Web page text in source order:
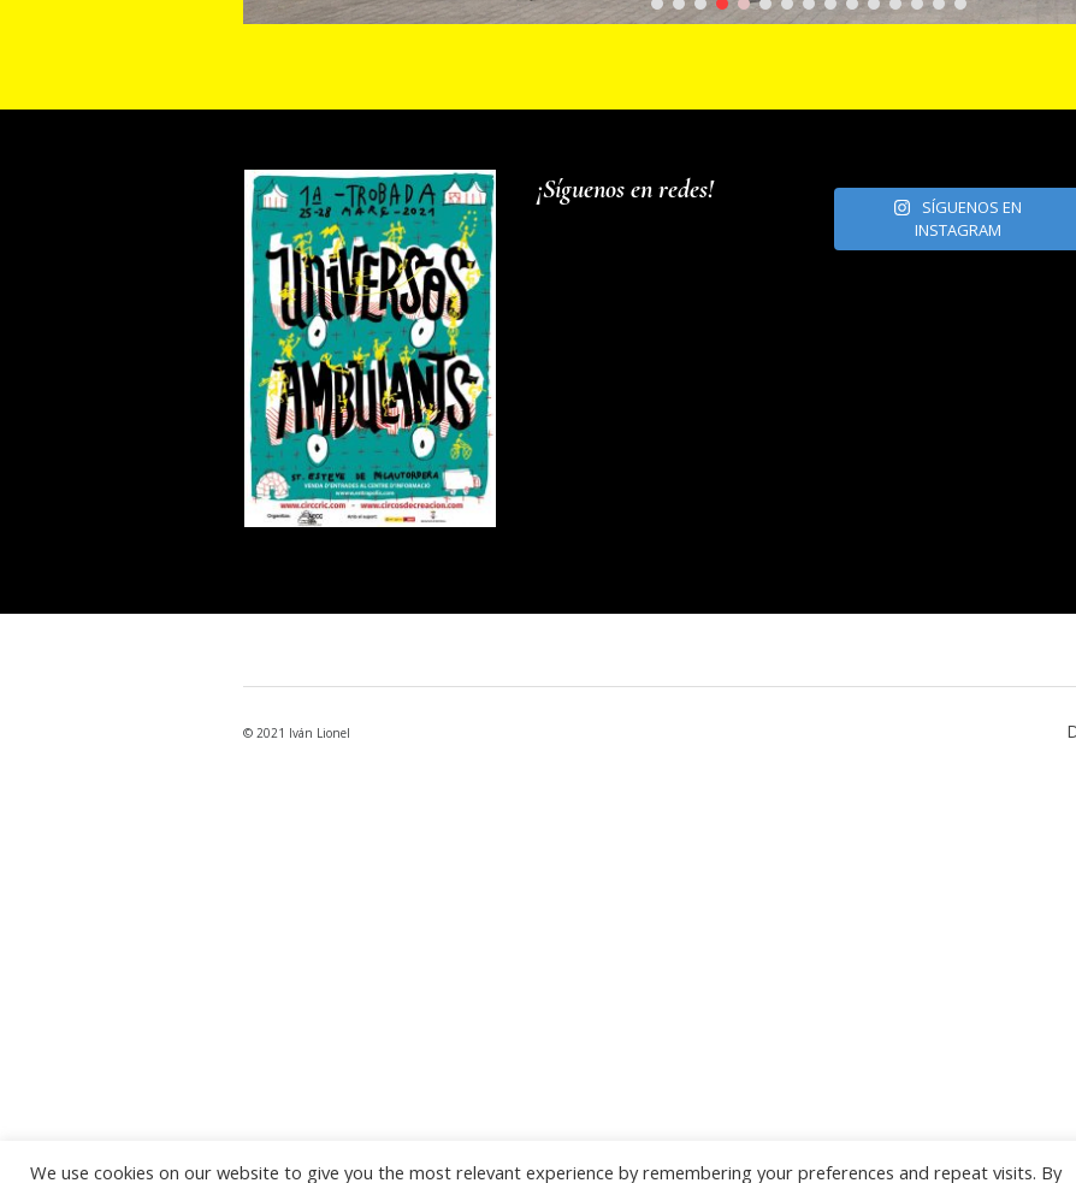
¡Síguenos en redes!
SÍGUENOS EN
INSTAGRAM
We use cookies on our website to give you the most relevant experience by remembering your preferences and repeat visits. By